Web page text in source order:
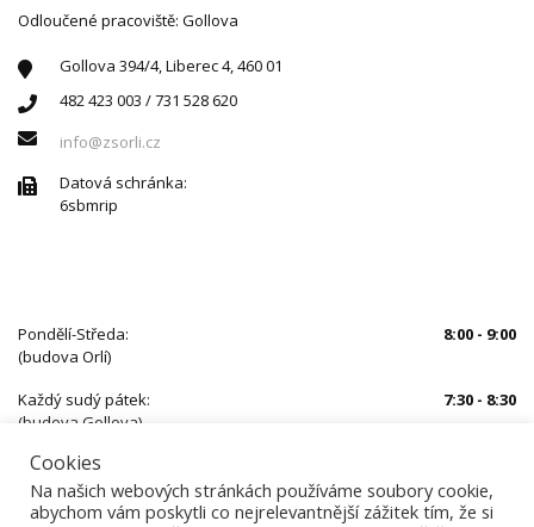
Odloučené pracoviště: Gollova
Gollova 394/4, Liberec 4, 460 01
482 423 003 / 731 528 620
info@zsorli.cz
Datová schránka:
6sbmrip
Pondělí-Středa:
8:00 - 9:00
(budova Orlí)
Každý sudý pátek:
7:30 - 8:30
(budova Gollova)
Mimo uvedený čas je nutné se předem objednat
Cookies
Na našich webových stránkách používáme soubory cookie,
abychom vám poskytli co nejrelevantnější zážitek tím, že si